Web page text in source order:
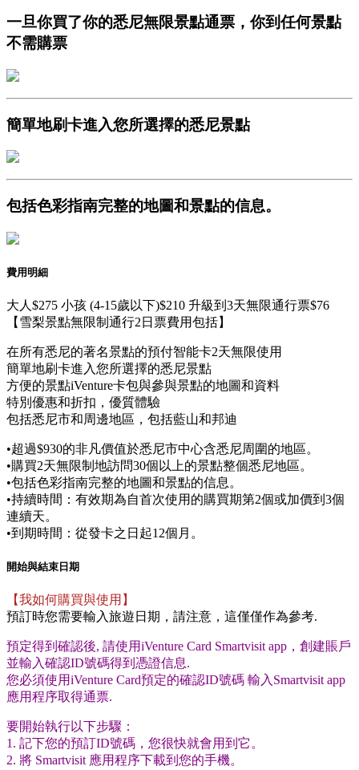
一旦你買了你的悉尼無限景點通票，你到任何景點
不需購票
簡單地刷卡進入您所選擇的悉尼景點
包括色彩指南完整的地圖和景點的信息。
費用明細
大人 $275 小孩 (4-15歲以下)$210 升級到3天無限通行票$76
【雪梨景點無限制通行2日票費用包括】
在所有悉尼的著名景點的預付智能卡2天無限使用
簡單地刷卡進入您所選擇的悉尼景點
方便的景點iVenture卡包與參與景點的地圖和資料
特別優惠和折扣，優質體驗
包括悉尼市和周邊地區，包括藍山和邦迪
•超過$930的非凡價值於悉尼市中心含悉尼周圍的地區。
•購買2天無限制地訪問30個以上的景點整個悉尼地區。
•包括色彩指南完整的地圖和景點的信息。
•持續時間：有效期為自首次使用的購買期第2個或加價到3個
連續天。
•到期時間：從發卡之日起12個月。
開始與結束日期
【我如何購買與使用】
預訂時您需要輸入旅遊日期，請注意，這僅僅作為參考.
預定得到確認後, 請使用iVenture Card Smartvisit app，創建賬戶
並輸入確認ID號碼得到憑證信息.
您必須使用iVenture Card預定的確認ID號碼 輸入Smartvisit app
應用程序取得通票.
要開始執行以下步驟：
1. 記下您的預訂ID號碼，您很快就會用到它。
2. 將 Smartvisit 應用程序下載到您的手機。